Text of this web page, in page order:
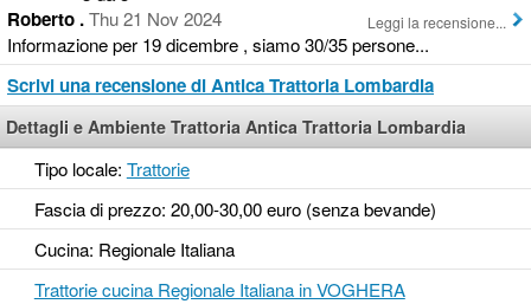
Roberto .Thu 21 Nov 2024
Informazione per 19 dicembre , siamo 30/35 persone...
Leggi la recensione...
Scrivi una recensione di Antica Trattoria Lombardia
Dettagli e Ambiente Trattoria Antica Trattoria Lombardia
Tipo locale: Trattorie
Fascia di prezzo: 20,00-30,00 euro (senza bevande)
Cucina: Regionale Italiana
Trattorie cucina Regionale Italiana in VOGHERA